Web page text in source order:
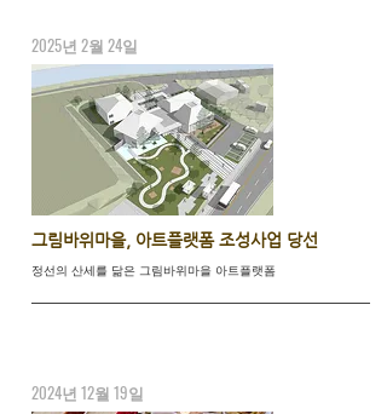
2025년 2월 24일
그림바위마을, 아트플랫폼 조성사업 당선
정선의 산세를 닮은 그림바위마을 아트플랫폼
2024년 12월 19일